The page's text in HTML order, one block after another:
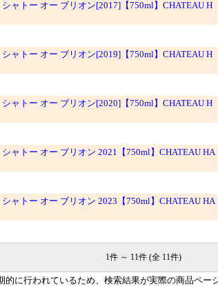
シャトー オー ブリオン[2017]【750ml】CHATEAU H
シャトー オー ブリオン[2019]【750ml】CHATEAU H
シャトー オー ブリオン[2020]【750ml】CHATEAU H
シャトー オー ブリオン 2021【750ml】CHATEAU HA
シャトー オー ブリオン 2023【750ml】CHATEAU HA
1件 ～ 11件 (全 11件)
に行われているため、検索結果が実際の商品ペー